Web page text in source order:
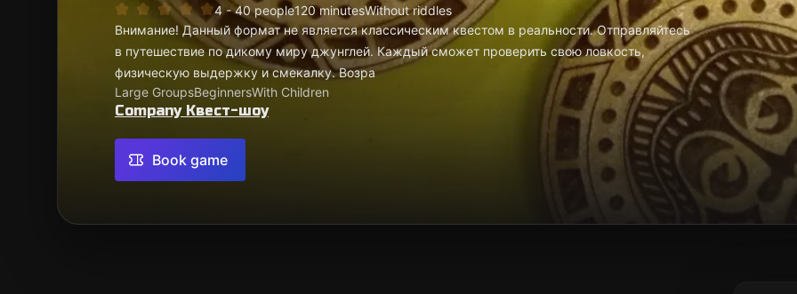
4 - 40 people120 minutesWithout riddles
Внимание! Данный формат не является классическим квестом в реальности. Отправляйтесь
в путешествие по дикому миру джунглей. Каждый сможет проверить свою ловкость,
физическую выдержку и смекалку. Возра
Large GroupsBeginnersWith Children
Company Квест-шоу
Book game